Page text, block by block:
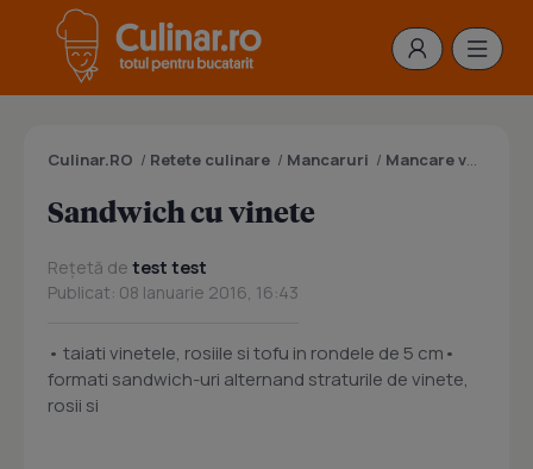
Culinar.RO / Retete culinare / Mancaruri / Mancare vegana
Sandwich cu vinete
Rețetă de test test
Publicat: 08 Ianuarie 2016, 16:43
• taiati vinetele, rosiile si tofu in rondele de 5 cm•
formati sandwich-uri alternand straturile de vinete,
rosii si